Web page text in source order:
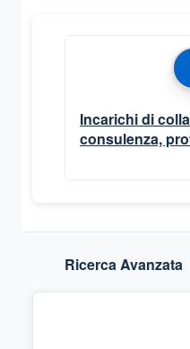
Incarichi di
consulenza,
Ricerca Avanzata